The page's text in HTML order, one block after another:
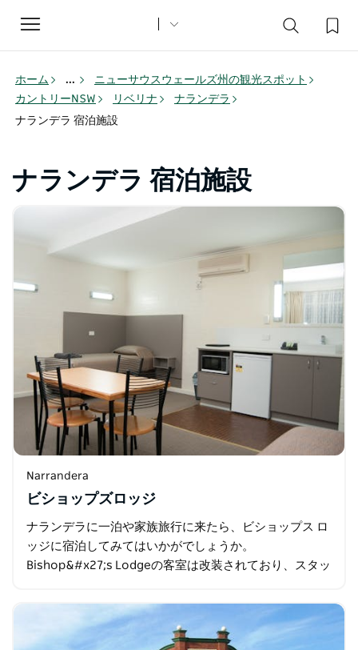
Toggle
navigation
ホーム ...
ニューサウスウェールズ州の観光スポット
カントリーNSW
リベリナ
ナランデラ
ナランデラ 宿泊施設
ナランデラ 宿泊施設
Narrandera
ビショップズロッジ
ナランデラに一泊や家族旅行に来たら、ビショップス ロ
ッジに宿泊してみてはいかがでしょうか。
Bishop&#x27;s Lodgeの客室は改装されており、スタッ